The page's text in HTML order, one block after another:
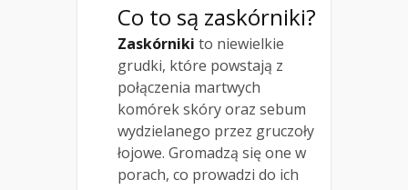
Co to są zaskórniki?
Zaskórniki to niewielkie
grudki, które powstają z
połączenia martwych
komórek skóry oraz sebum
wydzielanego przez gruczoły
łojowe. Gromadzą się one w
porach, co prowadzi do ich